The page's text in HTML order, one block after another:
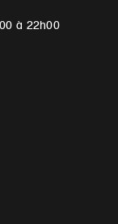
à 22h00